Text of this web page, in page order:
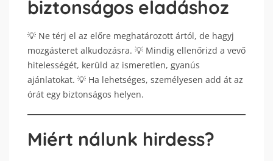
biztonságos eladáshoz
💡 Ne térj el az előre meghatározott ártól, de hagyj
mozgásteret alkudozásra. 💡 Mindig ellenőrizd a vevő
hitelességét, kerüld az ismeretlen, gyanús
ajánlatokat. 💡 Ha lehetséges, személyesen add át az
órát egy biztonságos helyen.
Miért nálunk hirdess?